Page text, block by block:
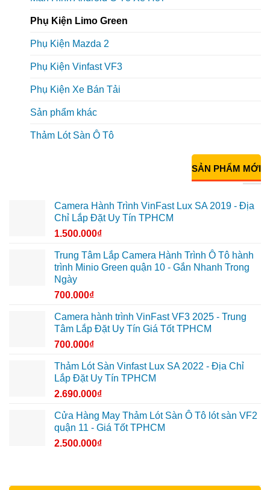
Phụ Kiện Limo Green
Phụ Kiện Mazda 2
Phụ Kiện Vinfast VF3
Phụ Kiện Xe Bán Tải
Sản phẩm khác
Thảm Lót Sàn Ô Tô
SẢN PHẨM MỚI
Camera Hành Trình VinFast Lux SA 2019 - Địa
Chỉ Lắp Đặt Uy Tín TPHCM
1.500.000₫
Trung Tâm Lắp Camera Hành Trình Ô Tô hành
trình Minio Green quận 10 - Gắn Nhanh Trong
Ngày
700.000₫
Camera hành trình VinFast VF3 2025 - Trung
Tâm Lắp Đặt Uy Tín Giá Tốt TPHCM
700.000₫
Thảm Lót Sàn Vinfast Lux SA 2022 - Địa Chỉ
Lắp Đặt Uy Tín TPHCM
2.690.000₫
Cửa Hàng May Thảm Lót Sàn Ô Tô lót sàn VF2
quận 11 - Giá Tốt TPHCM
2.500.000₫